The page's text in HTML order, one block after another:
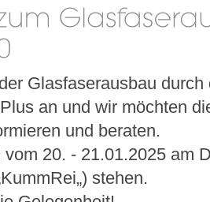
Glasfaserausbau
an und wir möchten
und beraten.
20. - 21.01.2025 am
stehen.